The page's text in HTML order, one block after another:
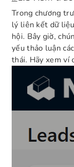
Trong chương
lý liên kết dữ
hội. Bây giờ,
yếu thảo luận
thái. Hãy xem ví